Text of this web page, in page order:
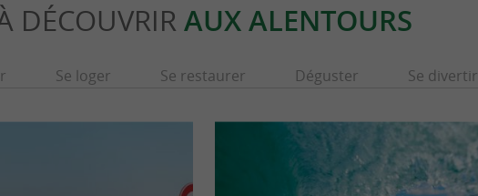
DÉCOUVRIR AUX ALENTOURS
Se loger Se restaurer Déguster Se divertir